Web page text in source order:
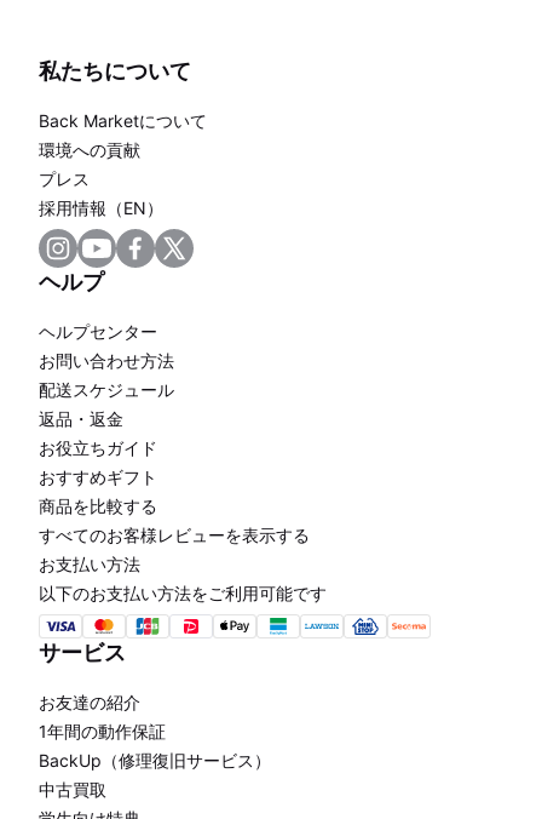
私たちについて
Back Marketについて
環境への貢献
プレス
採用情報（EN）
ヘルプ
ヘルプセンター
お問い合わせ方法
配送スケジュール
返品・返金
お役立ちガイド
おすすめギフト
商品を比較する
すべてのお客様レビューを表示する
お支払い方法
以下のお支払い方法をご利用可能です
サービス
お友達の紹介
1年間の動作保証
BackUp（修理復旧サービス）
中古買取